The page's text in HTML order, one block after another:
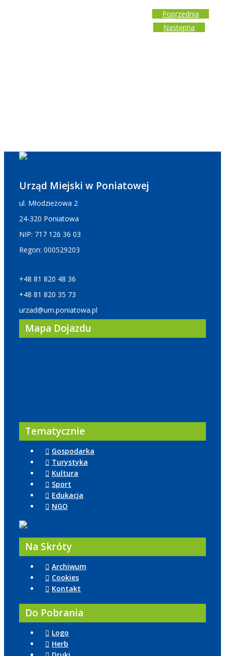
Poprzednia
Następna
Urząd Miejski w Poniatowej
ul. Młodzieżowa 2
24-320 Poniatowa
NIP: 717 126 36 03
Regon: 000529203
+48 81 820 48 36
+48 81 820 35 73
urzad@um.poniatowa.pl
Mapa Dojazdu
Tematycznie
Gospodarka
Turystyka
Kultura
Sport
Edukacja
NGO
Na Skróty
Archiwum
Cookies
Kontakt
Do Pobrania
Logo
Herb